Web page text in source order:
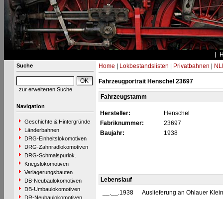
Suche
zur erweiterten Suche
Navigation
Geschichte & Hintergründe
Länderbahnen
DRG-Einheitslokomotiven
DRG-Zahnradlokomotiven
DRG-Schmalspurlok.
Kriegslokomotiven
Verlagerungsbauten
DB-Neubaulokomotiven
DB-Umbaulokomotiven
DR-Neubaulokomotiven
Home Lokbestandslisten Privatbahnen
Fahrzeugportrait Henschel 23697
Fahrzeugstamm
Hersteller:
Henschel
Fabriknummer:
23697
Baujahr:
1938
Lebenslauf
__.__.1938
Auslieferung an Ohlauer